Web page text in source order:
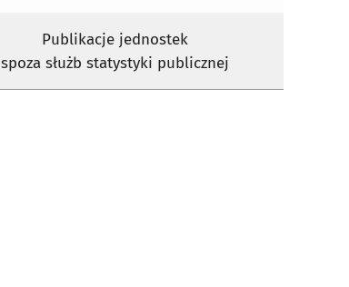
Publikacje jednostek
spoza służb statystyki publicznej